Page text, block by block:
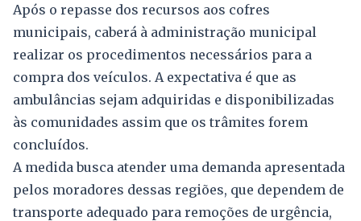
Após o repasse dos recursos aos cofres
municipais, caberá à administração municipal
realizar os procedimentos necessários para a
compra dos veículos. A expectativa é que as
ambulâncias sejam adquiridas e disponibilizadas
às comunidades assim que os trâmites forem
concluídos.
A medida busca atender uma demanda apresentada
pelos moradores dessas regiões, que dependem de
transporte adequado para remoções de urgência,